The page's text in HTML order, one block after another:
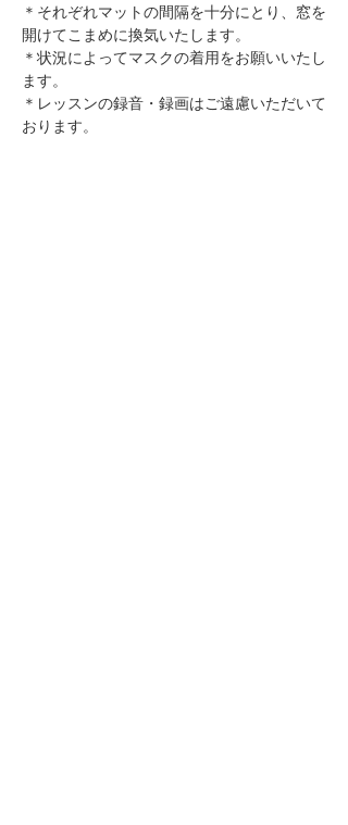
​＊それぞれマットの間隔を十分にとり、窓を
開けてこまめに換気いたします。
＊状況によってマスクの着用をお願いいたし
ます。
＊レッスンの録音・録画はご遠慮いただいて
おります。